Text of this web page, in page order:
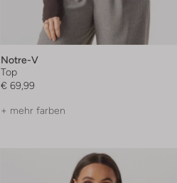
Notre-V
Top
€ 69,99
+ mehr farben